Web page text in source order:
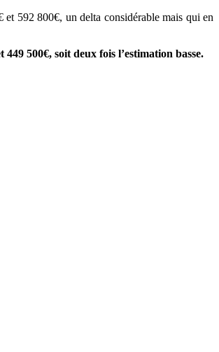
et 592 800€, un delta considérable mais qui en
500€, soit deux fois l’estimation basse.